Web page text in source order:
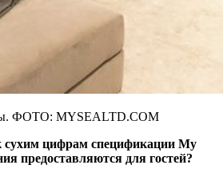
ФОТО: MYSEALTD.COM
сухим цифрам спецификации My
предоставляются для гостей?